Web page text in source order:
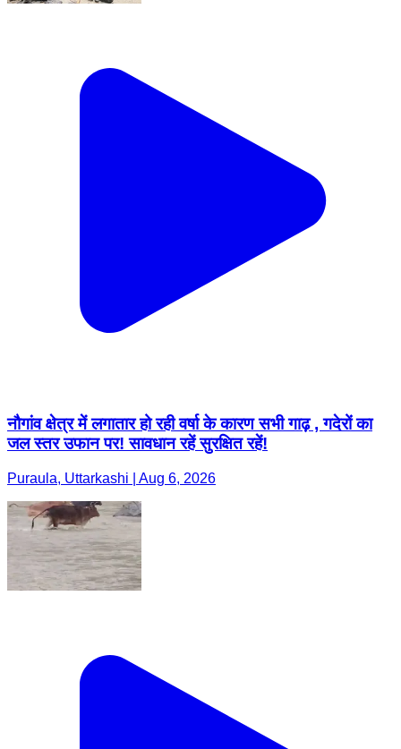
नौगांव क्षेत्र में लगातार हो रही वर्षा के कारण सभी गाढ़ , गदेरों का
जल स्तर उफान पर! सावधान रहें सुरक्षित रहें!
Puraula, Uttarkashi | Aug 6, 2026